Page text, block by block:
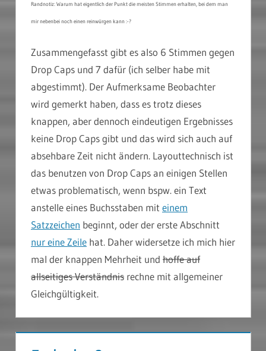
Randnotiz: Warum hat eigentlich der Punkt die meisten Stimmen erhalten, bei dem man
mir nebenbei noch einen reinwürgen kann :-?
Zusammengefasst gibt es also 6 Stimmen gegen
Drop Caps und 7 dafür (ich selber habe mit
abgestimmt). Der Aufmerksame Beobachter
wird gemerkt haben, dass es trotz dieses
knappen, aber dennoch eindeutigen Ergebnisses
keine Drop Caps gibt und das wird sich auch auf
absehbare Zeit nicht ändern. Layouttechnisch ist
das benutzen von Drop Caps an einigen Stellen
etwas problematisch, wenn bspw. ein Text
anstelle eines Buchsstaben mit einem
Satzzeichen beginnt, oder der erste Abschnitt
nur eine Zeile hat. Daher widersetze ich mich hier
mal der knappen Mehrheit und hoffe auf
allseitiges Verständnis rechne mit allgemeiner
Gleichgültigkeit.